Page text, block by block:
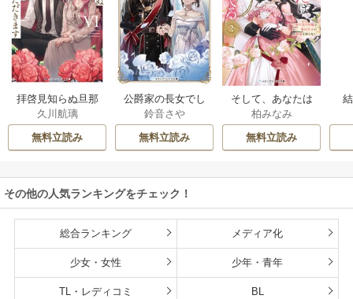
拝啓見知らぬ旦那
様、離婚していた
だきます
久川航璃
無料立読み
公爵家の長女でし
た
鈴音さや
無料立読み
そして、あなたは
私を捨てる
柏みなみ
無料立読み
その他の人気ランキングをチェック！
総合ランキング メディア化
少女・女性 少年・青年
TL・レディコミ BL